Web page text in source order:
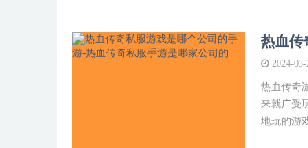
热血传
2024-03-
热血传奇
来就广受
地玩的游